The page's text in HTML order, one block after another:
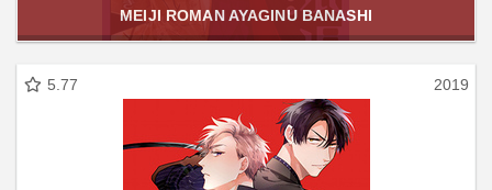
MEIJI ROMAN AYAGINU BANASHI
5.77 2019